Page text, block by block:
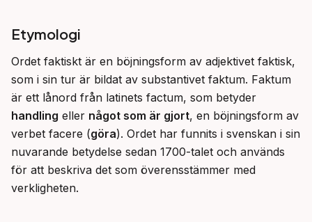
Etymologi
Ordet faktiskt är en böjningsform av adjektivet faktisk,
som i sin tur är bildat av substantivet faktum. Faktum
handling eller något som är gjort, en böjningsform av
verbet facere (göra). Ordet har funnits i svenskan i sin
nuvarande betydelse sedan 1700-talet och används
för att beskriva det som överensstämmer med
verkligheten.